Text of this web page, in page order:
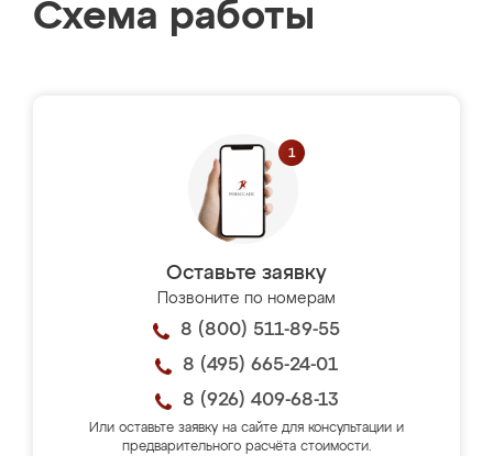
Схема работы
Оставьте заявку
Позвоните по номерам
8 (800) 511-89-55
8 (495) 665-24-01
8 (926) 409-68-13
Или оставьте заявку на сайте для консультации и
предварительного расчёта стоимости.